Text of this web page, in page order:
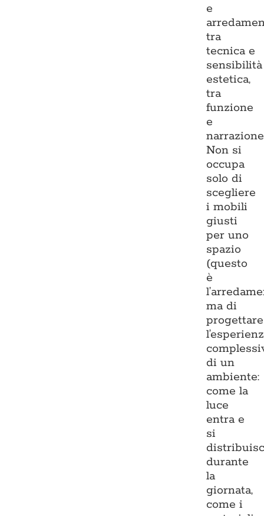
e
tra
tecnica e
sensibilità
estetica,
tra
funzione
e
Non si
occupa
solo di
scegliere
i mobili
giusti
per uno
spazio
(questo
è
ma di
progettare
di un
ambiente:
come la
luce
entra e
si
durante
la
giornata,
come i